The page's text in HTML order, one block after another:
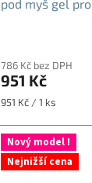
pod myš gel
786 Kč bez DPH
951 Kč
Měrná
951 Kč / 1 ks
Nový model !
Nejnižší cena